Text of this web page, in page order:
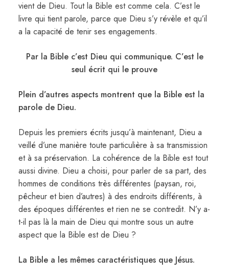
vient de Dieu. Tout la Bible est comme cela. C’est le
livre qui tient parole, parce que Dieu s’y révèle et qu’il
a la capacité de tenir ses engagements.
Par la Bible c’est Dieu qui communique. C’est le
seul écrit qui le prouve
Plein d’autres aspects montrent que la Bible est la
parole de Dieu.
Depuis les premiers écrits jusqu’à maintenant, Dieu a
veillé d’une manière toute particulière à sa transmission
et à sa préservation. La cohérence de la Bible est tout
aussi divine. Dieu a choisi, pour parler de sa part, des
hommes de conditions très différentes (paysan, roi,
pêcheur et bien d’autres) à des endroits différents, à
des époques différentes et rien ne se contredit. N’y a-
t-il pas là la main de Dieu qui montre sous un autre
aspect que la Bible est de Dieu ?
La Bible a les mêmes caractéristiques que Jésus.